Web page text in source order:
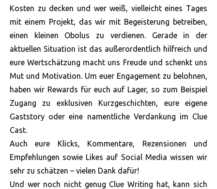
Kosten zu decken und wer weiß, vielleicht eines Tages
mit einem Projekt, das wir mit Begeisterung betreiben,
einen kleinen Obolus zu verdienen. Gerade in der
aktuellen Situation ist das außerordentlich hilfreich und
eure Wertschätzung macht uns Freude und schenkt uns
Mut und Motivation. Um euer Engagement zu belohnen,
haben wir Rewards für euch auf Lager, so zum Beispiel
Zugang zu exklusiven Kurzgeschichten, eure eigene
Gaststory oder eine namentliche Verdankung im Clue
Cast.
Auch eure Klicks, Kommentare, Rezensionen und
Empfehlungen sowie Likes auf Social Media wissen wir
sehr zu schätzen – vielen Dank dafür!
Und wer noch nicht genug Clue Writing hat, kann sich